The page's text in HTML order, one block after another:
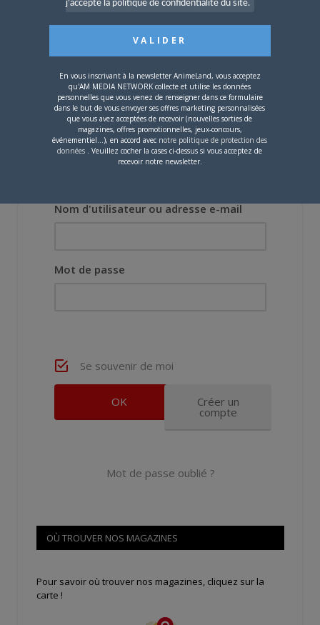
L’AnimeLand Hors-Série Cuisine est
26 JUILLET 2023
L’AnimeLand X-tra Hors-Série L’Attaque
des Titans est disponible !
Nom d'utilisateur ou adresse e-mail
Mot de passe
Se souvenir de moi
Créer un
compte
Mot de passe oublié ?
OÙ TROUVER NOS MAGAZINES
Pour savoir où trouver nos magazines, cliquez sur la
carte !
j'accepte la politique de confidentialité du site.
En vous inscrivant à la newsletter AnimeLand, vous acceptez
qu'AM MEDIA NETWORK collecte et utilise les données
personnelles que vous venez de renseigner dans ce formulaire
dans le but de vous envoyer ses offres marketing personnalisées
que vous avez acceptées de recevoir (nouvelles sorties de
magazines, offres promotionnelles, jeux-concours,
événementiel...), en accord avec notre politique de protection des
données . Veuillez cocher la cases ci-dessus si vous acceptez de
recevoir notre newsletter.